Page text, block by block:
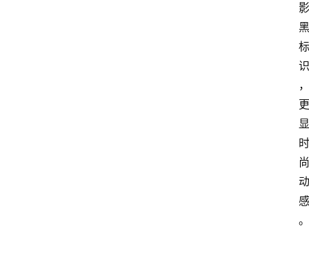
影
黑
标
识
，
更
显
时
尚
动
感
。